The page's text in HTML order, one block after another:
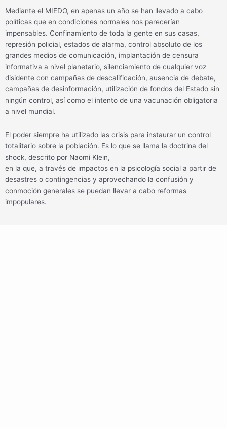
Mediante el MIEDO, en apenas un año se han llevado a cabo
políticas que en condiciones normales nos parecerían
impensables. Confinamiento de toda la gente en sus casas,
represión policial, estados de alarma, control absoluto de los
grandes medios de comunicación, implantación de censura
informativa a nivel planetario, silenciamiento de cualquier voz
disidente con campañas de descalificación, ausencia de debate,
campañas de desinformación, utilización de fondos del Estado sin
ningún control, así como el intento de una vacunación obligatoria
a nivel mundial.
El poder siempre ha utilizado las crisis para instaurar un control
totalitario sobre la población. Es lo que se llama la doctrina del
shock, descrito por Naomi Klein,
en la que, a través de impactos en la psicología social a partir de
desastres o contingencias y aprovechando la confusión y
conmoción generales se puedan llevar a cabo reformas
impopulares.